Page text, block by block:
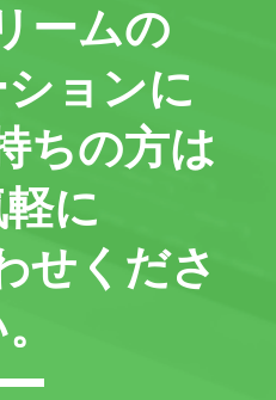
ームの
ョンに
ちの方は
に
せくださ